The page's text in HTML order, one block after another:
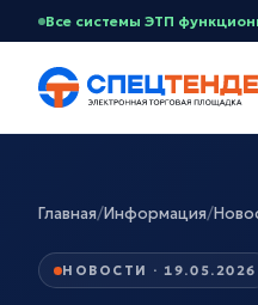
Все системы ЭТП
Главная/Информация/
НОВОСТИ · 19.05.2026